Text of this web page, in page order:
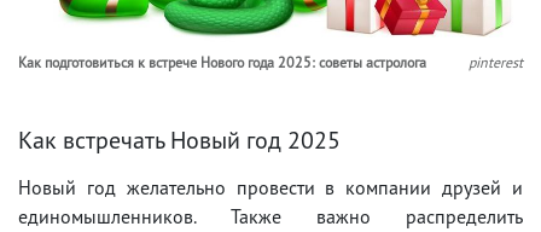
Как подготовиться к встрече Нового года 2025: советы астролога pinterest
Как встречать Новый год 2025
Новый год желательно провести в компании друзей и
единомышленников. Также важно распределить